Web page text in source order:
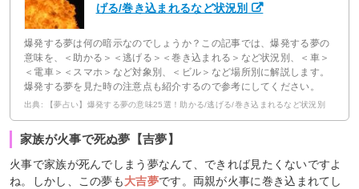
げる/巻き込まれるなど状況別
爆発する夢は何の暗示なのでしょうか？この記事では、爆発する夢の
意味を、＜助かる＞＜逃げる＞＜巻き込まれる＞など状況別、＜車＞
＜電車＞＜スマホ＞など対象別、＜ビル＞など場所別に解説します。
爆発する夢を見た時の注意点も紹介するので参考にしてください。
出典: 【夢占い】爆発する夢の意味25選！助かる/逃げる/巻き込まれるなど状況別
家族が火事で死ぬ夢【吉夢】
火事で家族が死んでしまう夢なんて、できれば見たくないですよ
ね。しかし、この夢も大吉夢です。両親が火事に巻き込まれてし